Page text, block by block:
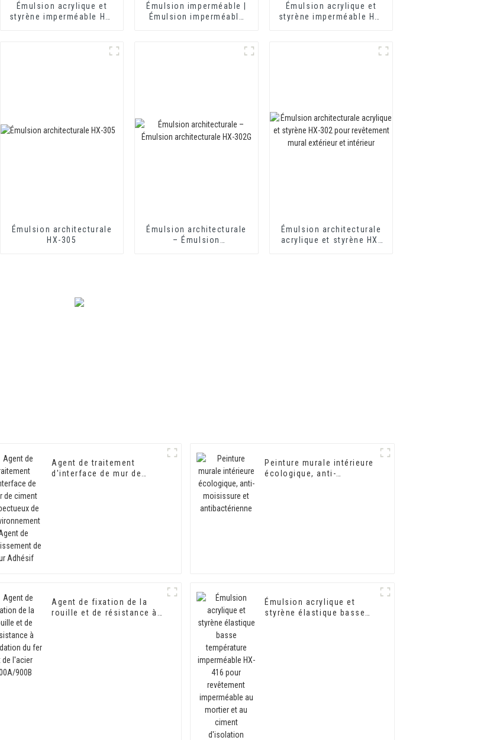
Émulsion acrylique et
styrène imperméable HX-
revêtement imperméable
Émulsion imperméable |
Émulsion imperméable
Émulsion acrylique et
styrène imperméable HX-
et au ciment d'isolation
Émulsion architecturale
HX-305
Émulsion architecturale
– Émulsion
Émulsion architecturale
acrylique et styrène HX-
Agent de traitement
d'interface de mur de
Peinture murale intérieure
écologique, anti-
Agent de fixation de la
rouille et de résistance à
Émulsion acrylique et
styrène élastique basse